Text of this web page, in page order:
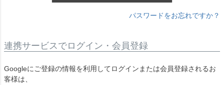
パスワードをお忘れですか？
連携サービスでログイン・会員登録
Googleにご登録の情報を利用してログインまたは会員登録されるお
客様は、